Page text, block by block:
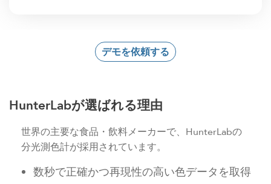
デモを依頼する
HunterLabが選ばれる理由
世界の主要な食品・飲料メーカーで、HunterLabの
分光測色計が採用されています。
数秒で正確かつ再現性の高い色データを取得